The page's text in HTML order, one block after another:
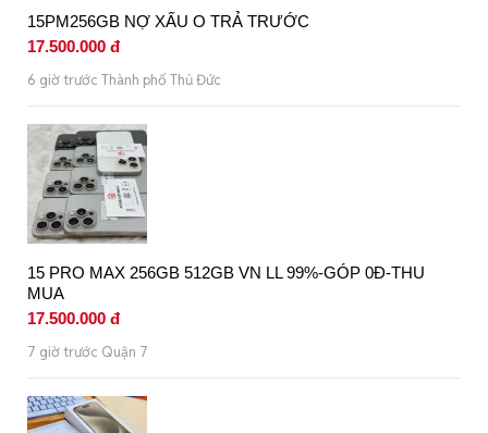
15PM256GB NỢ XẤU O TRẢ TRƯỚC
17.500.000 đ
6 giờ trước Thành phố Thủ Đức
15 PRO MAX 256GB 512GB VN LL 99%-GÓP 0Đ-THU
MUA
17.500.000 đ
7 giờ trước Quận 7